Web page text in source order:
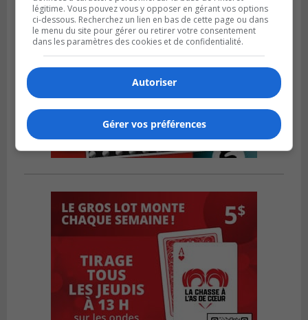
légitime. Vous pouvez vous y opposer en gérant vos options
ci-dessous. Recherchez un lien en bas de cette page ou dans
le menu du site pour gérer ou retirer votre consentement
dans les paramètres des cookies et de confidentialité.
Autoriser
Gérer vos préférences